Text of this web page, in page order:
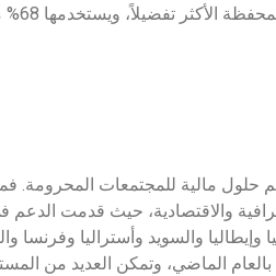
ويستخدمها 68% من مستخدمي ألعاب تليغرام.
حلول مالية للمجتمعات المحرومة.
وإيطاليا والسويد وأستراليا وفرنسا
المستخدمين بنسبة 1000% مقارنة بالعام الماضي،